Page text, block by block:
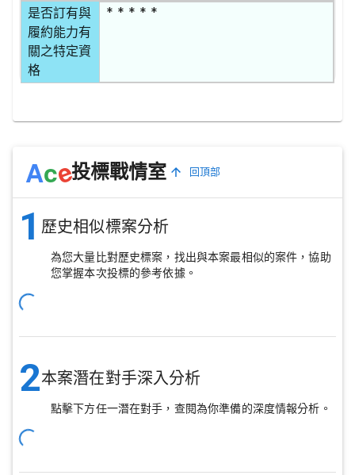
是否訂有與
履約能力有
關之特定資
格
* * * * *
Ace投標戰情室 回頂部
1 歷史相似標案分析
為您大量比對歷史標案，找出與本案最相似的案件，協助
您掌握本次投標的參考依據。
2本案潛在對手深入分析
點擊下方任一潛在對手，查閱為你準備的深度情報分析。